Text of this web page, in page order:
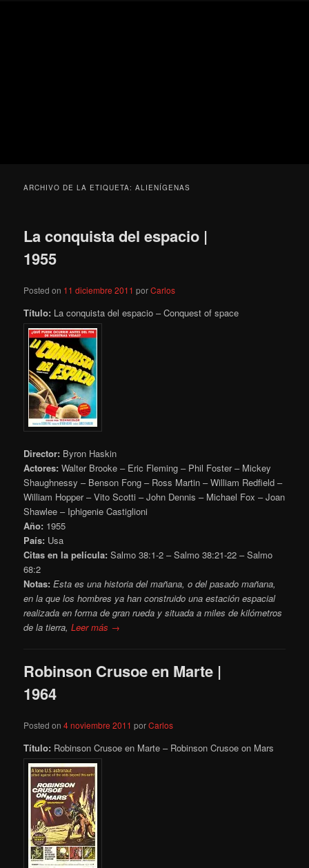
ARCHIVO DE LA ETIQUETA:ALIENÍGENAS
La conquista del espacio |
1955
Posted on 11 diciembre 2011 porCarlos
Título: La conquista del espacio – Conquest of space
Director: Byron Haskin
Actores: Walter Brooke – Eric Fleming – Phil Foster – Mickey
Shaughnessy – Benson Fong – Ross Martin – William Redfield –
William Hopper – Vito Scotti – John Dennis – Michael Fox – Joan
Shawlee – Iphigenie Castiglioni
Año: 1955
País: Usa
Citas en la película: Salmo 38:1-2 – Salmo 38:21-22 – Salmo
68:2
Notas:Esta es una historia del mañana, o del pasado mañana,
en la que los hombres ya han construido una estación espacial
realizada en forma de gran rueda y situada a miles de kilómetros
de la tierra,Leer más →
Robinson Crusoe en Marte |
1964
Posted on4 noviembre 2011 porCarlos
Título: Robinson Crusoe en Marte – Robinson Crusoe on Mars